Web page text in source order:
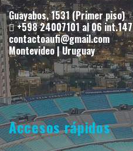
Guayabos, 1531 (Primer piso)
+598 24007101 al 06 int.147
contactoaufi@gmail.com
Montevideo | Uruguay
Accesos rápidos